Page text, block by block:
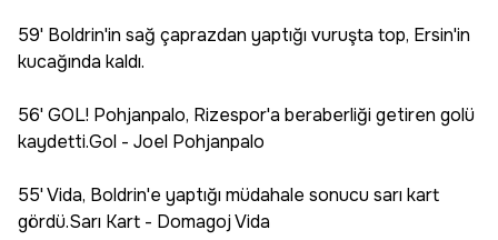
59' Boldrin'in sağ çaprazdan yaptığı vuruşta top, Ersin'in
kucağında kaldı.
56' GOL! Pohjanpalo, Rizespor'a beraberliği getiren golü
kaydetti.Gol - Joel Pohjanpalo
55' Vida, Boldrin'e yaptığı müdahale sonucu sarı kart
gördü.Sarı Kart - Domagoj Vida